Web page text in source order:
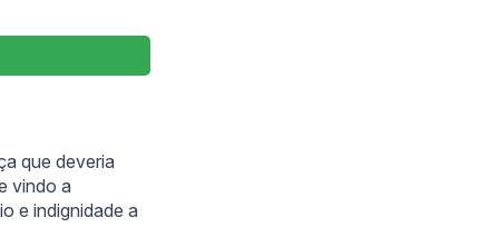
que deveria
vindo a
e indignidade a